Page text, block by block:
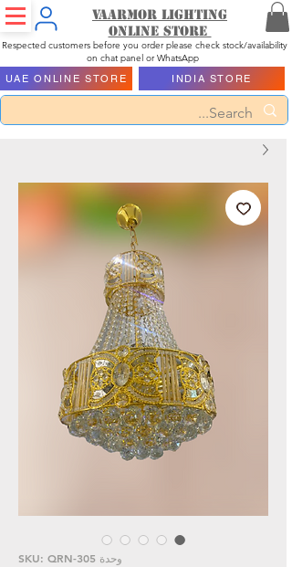
Vaarmor Lighting
ONLINE STORE
Respected customers before you order please check stock/availability
on chat panel or WhatsApp
UAE ONLINE STORE INDIA STORE
وحدة SKU: QRN-305